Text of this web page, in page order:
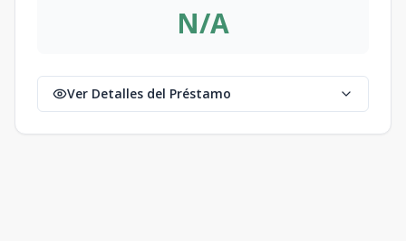
N/A
Ver Detalles del Préstamo